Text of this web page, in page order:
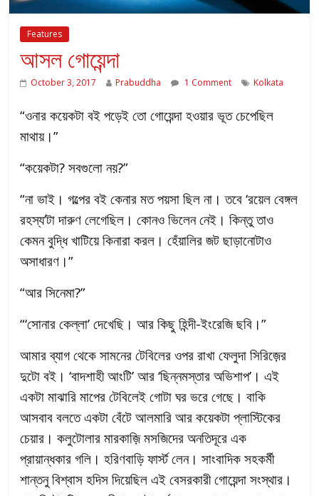
Features
আসল গোয়েন্দা
October 3, 2017 Prabuddha 1 Comment Kolkata
“ওনার কয়েকটা বই পড়েই তো গোয়েন্দা হওয়ার ভূত চেপেছিল
মাথায়।”
“কয়েকটা? সবগুলো নয়?”
“না ভাই। গল্পের বই কেনার মত পয়সা ছিল না। তবে ‘রয়েল বেঙ্গল
রহস্য’টা দারুণ লেগেছিল। কোনও ভিলেন নেই। কিন্তু তাও
কেমন বুদ্ধি খাটিয়ে কিনারা করল। হেঁয়ালির জট ছাড়ানোটাও
অসাধারণ।”
“আর সিনেমা?”
“‘সোনার কেল্লা’ দেখেছি। আর কিছু হিন্দী-ইংরেজি ছবি।”
আমার ব্যাগ থেকে সামনের টেবিলের ওপর রাখা ফেলুদা সিরিজ়ের
দুটো বই। ‘বাদশাহী আংটি’ আর ‘ছিন্নমস্তার অভিশাপ’। এই
একটা মাঝারি মাপের টেবিলেই গোটা ঘর ভরে গেছে। বাকি
আসবাব বলতে একটা বেঁটে আলমারি আর কয়েকটা প্লাস্টিকের
চেয়ার। কলুটোলার মারকাজ়ি মসজিদের অনতিদূরে এক
প্রায়ান্ধকার গলি। হরিণবাড়ি ফার্স্ট লেন। সাংবাদিক সহকর্মী
শান্তনু বিশ্বাস হদিস দিয়েছিল এই বেসরকারী গোয়েন্দা সংস্থার।